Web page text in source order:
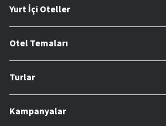
Yurt İçi Oteller
Otel Temaları
Turlar
Kampanyalar